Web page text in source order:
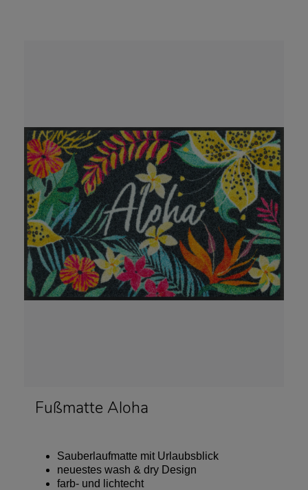
Fußmatte Aloha
Sauberlaufmatte mit Urlaubsblick
neuestes wash & dry Design
farb- und lichtecht